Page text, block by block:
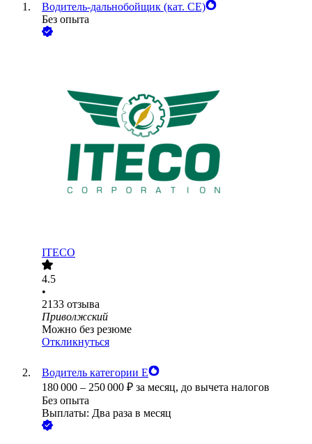
Водитель-дальнобойщик (кат. CE)
Без опыта
ITECO
4.5
•
2133 отзыва
Приволжский
Можно без резюме
Откликнуться
Водитель категории Е
180 000 – 250 000 ₽ за месяц, до вычета налогов
Без опыта
Выплаты: Два раза в месяц